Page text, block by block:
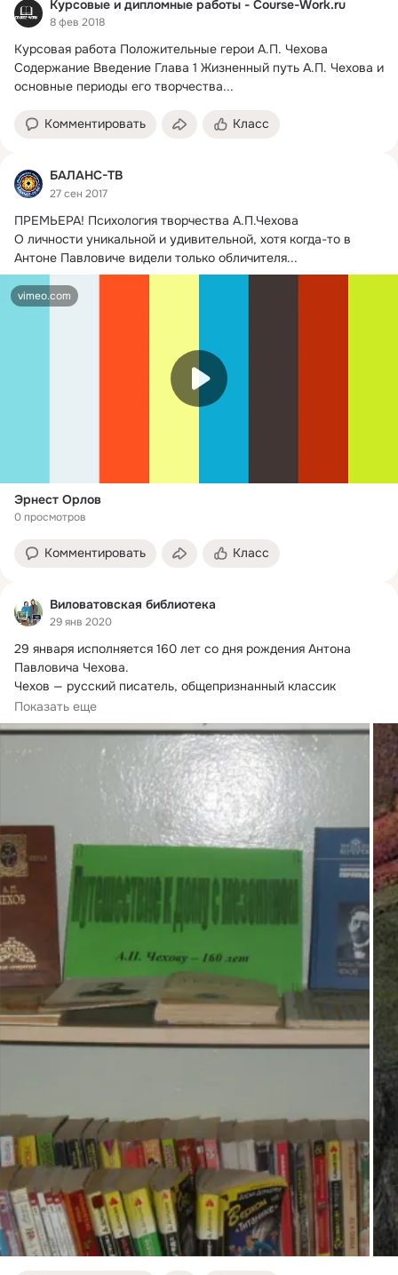
Курсовые и дипломные работы - Course-Work.ru
8 фев 2018
Курсовая работа Положительные герои А.П. Чехова
Содержание Введение Глава 1 Жизненный путь А.П. Чехова и
основные периоды его творчества...
Комментировать Класс
БАЛАНС-ТВ
27 сен 2017
ПРЕМЬЕРА! Психология творчества А.П.Чехова
О личности уникальной и удивительной, хотя когда-то в
Антоне Павловиче видели только обличителя...
vimeo.com
Эрнест Орлов
0 просмотров
Комментировать Класс
Виловатовская библиотека
29 янв 2020
29 января исполняется 160 лет со дня рождения Антона
Павловича Чехова.
Чехов — русский писатель, общепризнанный классик
мировой литературы.
Показать еще